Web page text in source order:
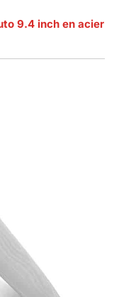
9.4 inch en acier